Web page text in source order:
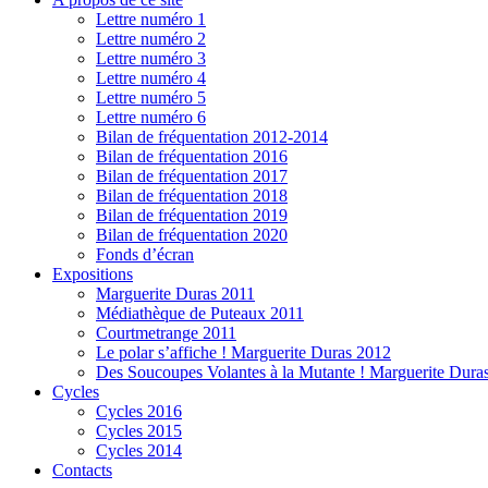
Lettre numéro 1
Lettre numéro 2
Lettre numéro 3
Lettre numéro 4
Lettre numéro 5
Lettre numéro 6
Bilan de fréquentation 2012-2014
Bilan de fréquentation 2016
Bilan de fréquentation 2017
Bilan de fréquentation 2018
Bilan de fréquentation 2019
Bilan de fréquentation 2020
Fonds d’écran
Expositions
Marguerite Duras 2011
Médiathèque de Puteaux 2011
Courtmetrange 2011
Le polar s’affiche ! Marguerite Duras 2012
Des Soucoupes Volantes à la Mutante ! Marguerite
Cycles
Cycles 2016
Cycles 2015
Cycles 2014
Contacts